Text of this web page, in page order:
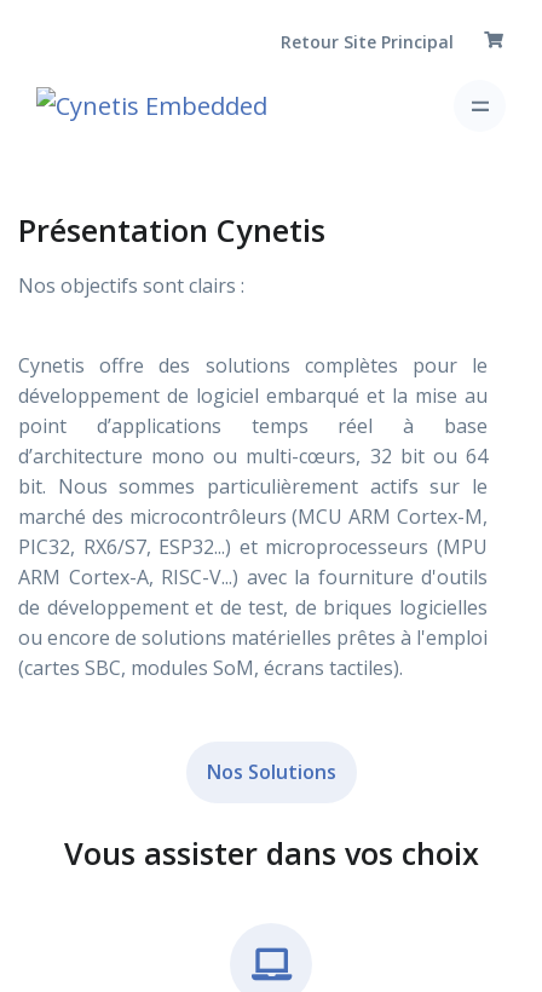
Retour Site Principal
Présentation Cynetis
Nos objectifs sont clairs :
Cynetis offre des solutions complètes pour le
développement de logiciel embarqué et la mise au
point d’applications temps réel à base
d’architecture mono ou multi-cœurs, 32 bit ou 64
bit. Nous sommes particulièrement actifs sur le
marché des microcontrôleurs (MCU ARM Cortex-M,
PIC32, RX6/S7, ESP32...) et microprocesseurs (MPU
ARM Cortex-A, RISC-V...) avec la fourniture d'outils
de développement et de test, de briques logicielles
ou encore de solutions matérielles prêtes à l'emploi
(cartes SBC, modules SoM, écrans tactiles).
Nos Solutions
Vous assister dans vos choix